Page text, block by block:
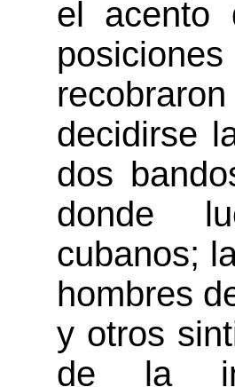
el acento
decidirse
dos
donde
cubanos;
hombres
y otros
de la